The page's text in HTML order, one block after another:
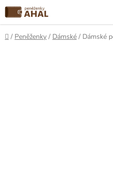
Přejít
na
obsah
Domů
/ Peněženky / Dámské / Dámské